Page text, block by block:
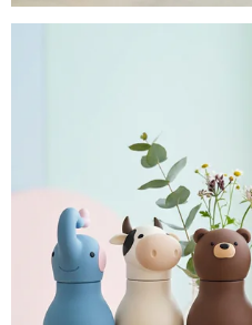
Anniversaire Jungle